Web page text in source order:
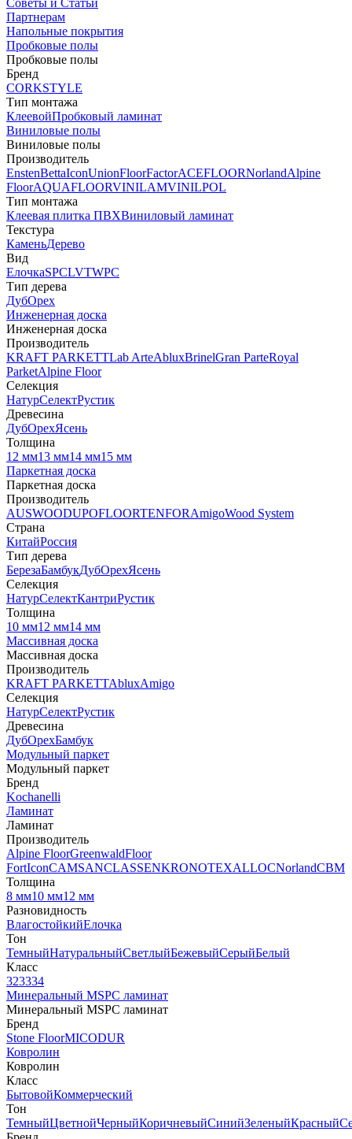
Советы и Статьи
Партнерам
Напольные покрытия
Пробковые полы
Пробковые полы
Бренд
CORKSTYLE
Тип монтажа
КлеевойПробковый ламинат
Виниловые полы
Виниловые полы
Производитель
EnstenBettaIconUnionFloorFactorACEFLOORNorlandAlpine
FloorAQUAFLOORVINILAMVINILPOL
Тип монтажа
Клеевая плитка ПВХВиниловый ламинат
Текстура
КаменьДерево
Вид
ЕлочкаSPCLVTWPC
Тип дерева
ДубОрех
Инженерная доска
Инженерная доска
Производитель
KRAFT PARKETTLab ArteAbluxBrinelGran ParteRoyal
ParketAlpine Floor
Селекция
НатурСелектРустик
Древесина
ДубОрехЯсень
Толщина
12 мм13 мм14 мм15 мм
Паркетная доска
Паркетная доска
Производитель
AUSWOODUPOFLOORTENFORAmigoWood System
Страна
КитайРоссия
Тип дерева
БерезаБамбукДубОрехЯсень
Селекция
НатурСелектКантриРустик
Толщина
10 мм12 мм14 мм
Массивная доска
Массивная доска
Производитель
KRAFT PARKETTAbluxAmigo
Селекция
НатурСелектРустик
Древесина
ДубОрехБамбук
Модульный паркет
Модульный паркет
Бренд
Kochanelli
Ламинат
Ламинат
Производитель
Alpine FloorGreenwaldFloor
FortIconCAMSANCLASSENKRONOTEXALLOCNorlandCBM
Толщина
8 мм10 мм12 мм
Разновидность
ВлагостойкийЕлочка
Тон
ТемныйНатуральныйСветлыйБежевыйСерыйБелый
Класс
323334
Минеральный MSPC ламинат
Минеральный MSPC ламинат
Бренд
Stone FloorMICODUR
Ковролин
Ковролин
Класс
БытовойКоммерческий
Тон
ТемныйЦветнойЧерныйКоричневыйСинийЗеленыйКрасный